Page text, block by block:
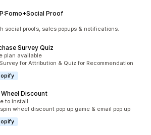
Proof
74
social proofs, sales popups & notifications.
Survey Quiz
172
plan available
for Attribution & Quiz for Recommendation
Discount
651
to install
wheel discount pop up game & email pop up